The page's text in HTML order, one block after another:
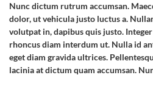
Nunc dictum rutrum accumsan.
dolor, ut vehicula justo luctus a.
volutpat in, dapibus quis justo.
rhoncus diam interdum ut. Nulla id
eget diam gravida ultrices.
lacinia at dictum quam accumsan.